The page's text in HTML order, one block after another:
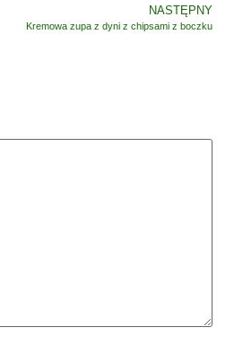
NASTĘPNY
Kremowa zupa z dyni z chipsami z boczku